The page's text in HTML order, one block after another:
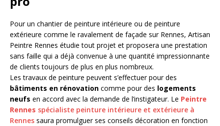
Pour un chantier de peinture intérieure ou de peinture
extérieure comme le ravalement de façade sur Rennes, Artisan
Peintre Rennes étudie tout projet et proposera une prestation
sans faille qui a déjà convenue à une quantité impressionnante
de clients toujours de plus en plus nombreux.
Les travaux de peinture peuvent s’effectuer pour des
bâtiments en rénovation comme pour des logements
neufs en accord avec la demande de l’instigateur. Le Peintre
Rennes spécialiste peinture intérieure et extérieure à
Rennes saura promulguer ses conseils décoration en fonction